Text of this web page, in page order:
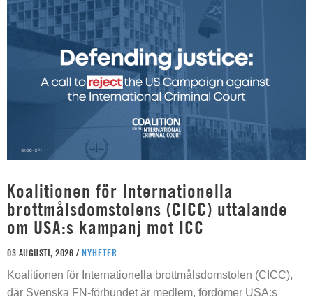
Koalitionen för Internationella
brottmålsdomstolens (CICC) uttalande
om USA:s kampanj mot ICC
03 AUGUSTI, 2026 / NYHETER
Koalitionen för Internationella brottmålsdomstolen (CICC),
där Svenska FN-förbundet är medlem, fördömer USA:s